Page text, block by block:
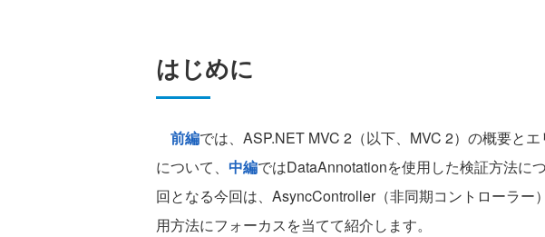
はじめに
前編では、ASP.NET MVC 2（以下、MVC 2）の概要と
について、 中編ではDataAnnotationを使用した検証方法に
回となる今回は、AsyncController（非同期コントローラー
用方法にフォーカスを当てて紹介します。